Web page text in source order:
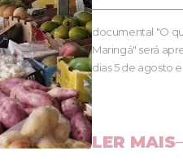
documental "O
Maringá" será
dias 5 de agosto
LER MAIS